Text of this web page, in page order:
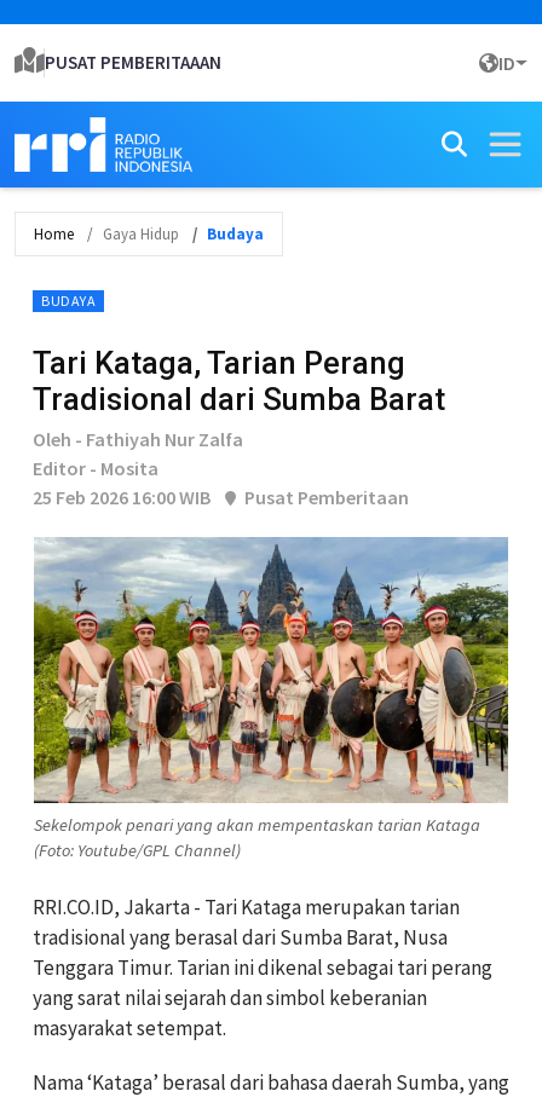
PUSAT PEMBERITAAAN ID
Home Gaya Hidup Budaya
BUDAYA
Tari Kataga, Tarian Perang
Tradisional dari Sumba Barat
Oleh - Fathiyah Nur Zalfa
Editor - Mosita
25 Feb 2026 16:00 WIB
Pusat Pemberitaan
Sekelompok penari yang akan mempentaskan tarian Kataga
(Foto: Youtube/GPL Channel)
RRI.CO.ID, Jakarta - Tari Kataga merupakan tarian
tradisional yang berasal dari Sumba Barat, Nusa
Tenggara Timur. Tarian ini dikenal sebagai tari perang
yang sarat nilai sejarah dan simbol keberanian
masyarakat setempat.
Nama ‘Kataga’ berasal dari bahasa daerah Sumba, yang